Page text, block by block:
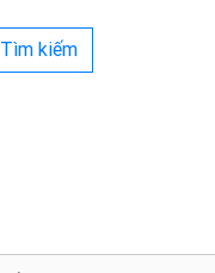
Tìm kiếm